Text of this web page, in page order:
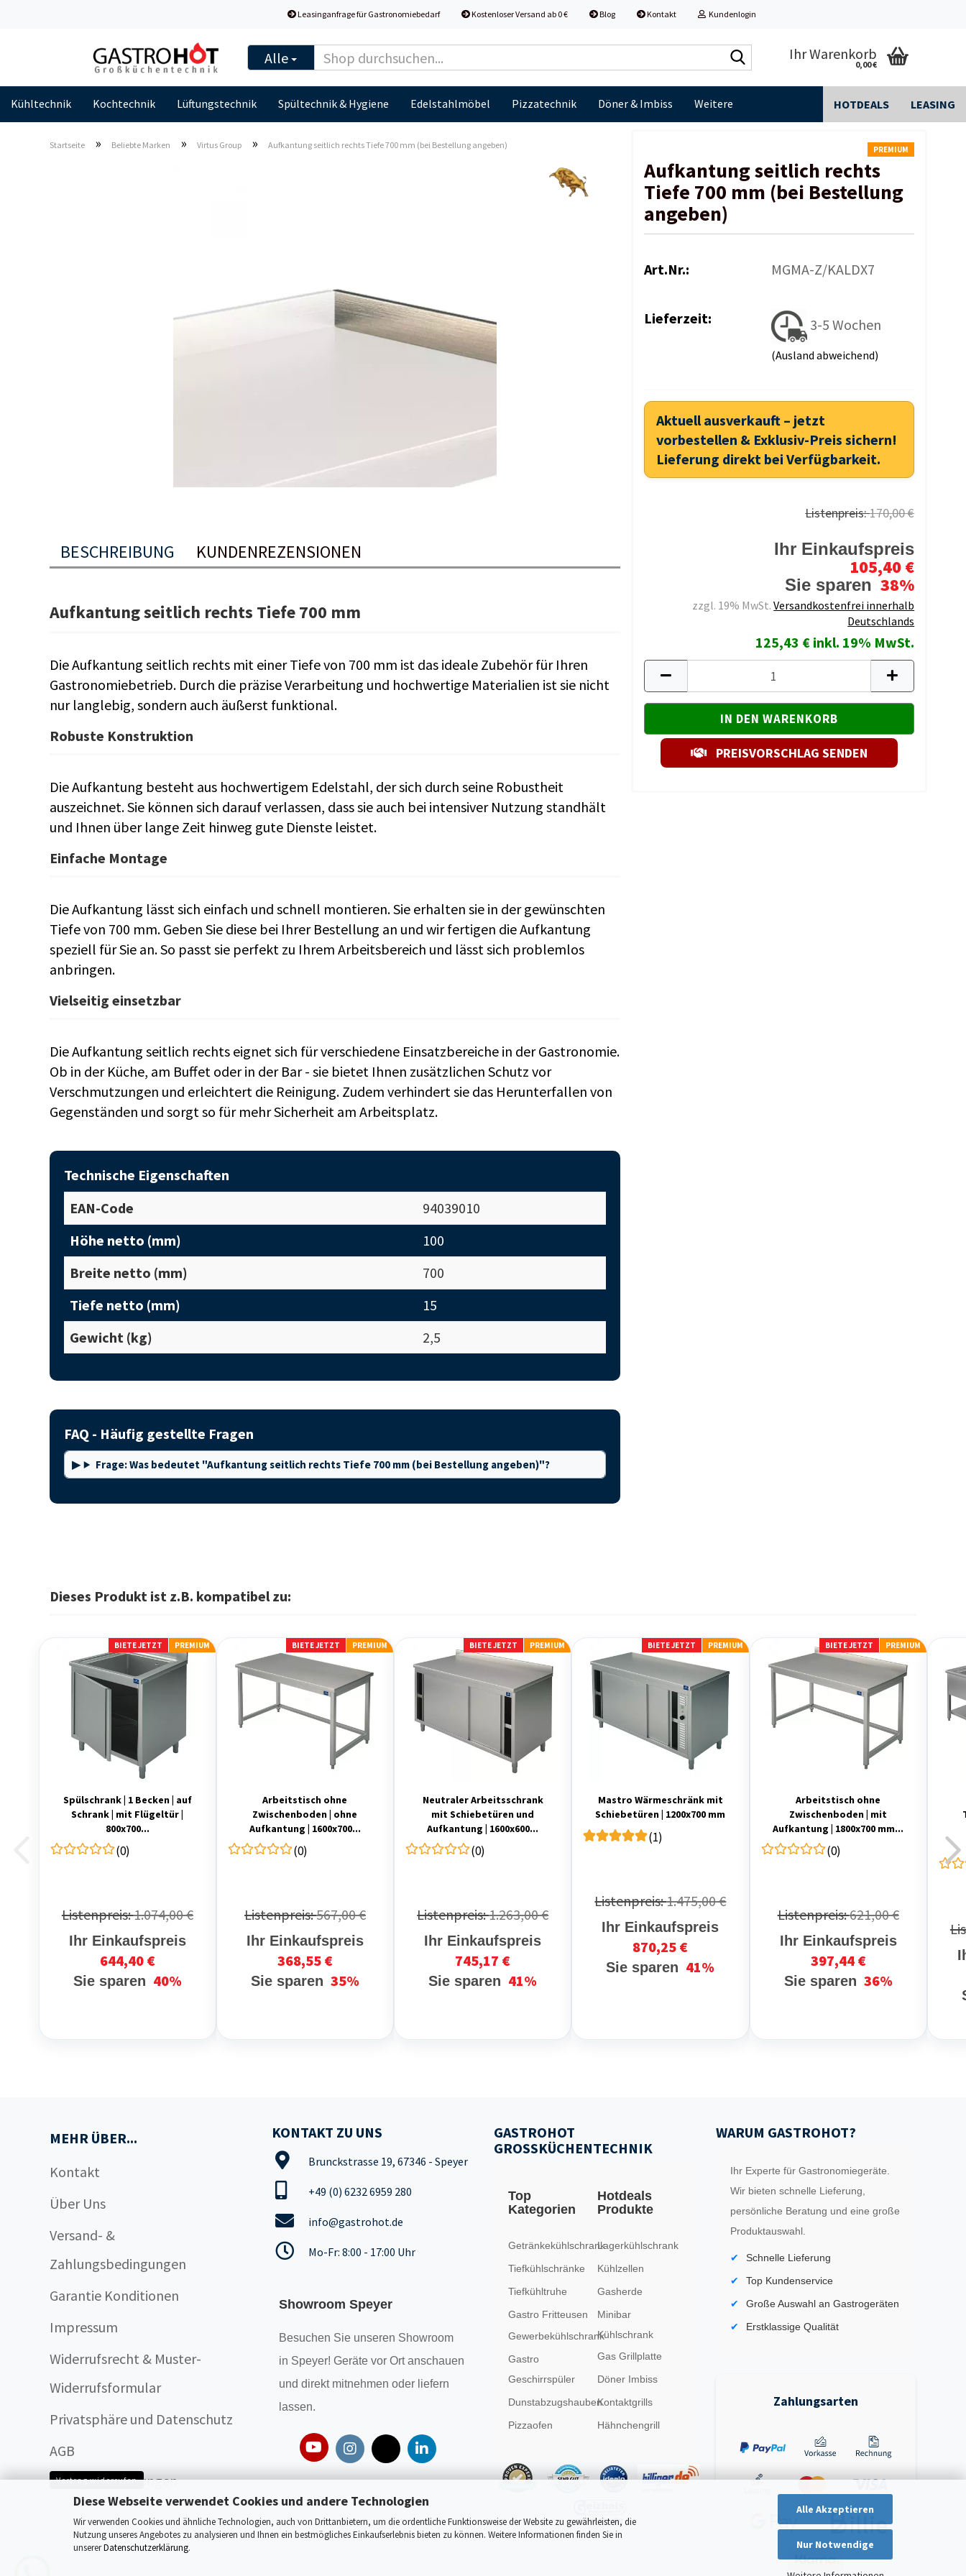
Diese Webseite verwendet Cookies und andere Technologien
Wir verwenden Cookies und ähnliche Technologien, auch von Drittanbietern, um die ordentliche Funktionsweise der Website zu gewährleisten, die
Nutzung unseres Angebotes zu analysieren und Ihnen ein bestmögliches Einkaufserlebnis bieten zu können. Weitere Informationen finden Sie in
unsererDatenschutzerklärung.
Alle Akzeptieren
Nur Notwendige
Leasinganfrage für Gastronomiebedarf Kostenloser Versand ab 0 € Blog Kontakt Kundenlogin
Alle
durchsuchen...
Ihr Warenkorb
0,00 €
Kühltechnik Kochtechnik Lüftungstechnik Spültechnik & Hygiene Edelstahlmöbel Pizzatechnik Döner & Imbiss HOTDEALS LEASING
Weitere
Startseite » Beliebte Marken » Virtus Group » Aufkantung seitlich rechts Tiefe 700 mm (bei Bestellung angeben) PREMIUM
Aufkantung seitlich rechts
Tiefe 700 mm (bei Bestellung
angeben)
Art.Nr.: MGMA-Z/KALDX7
Lieferzeit: 3-5 Wochen
(Ausland abweichend)
Aktuell ausverkauft – jetzt
vorbestellen & Exklusiv-Preis sichern!
Lieferung direkt bei Verfügbarkeit.
Listenpreis:170,00 €
Ihr Einkaufspreis
105,40 €
Sie sparen 38%
zzgl. 19% MwSt.Versandkostenfrei innerhalb
Deutschlands
125,43 € inkl. 19% MwSt.
PREISVORSCHLAG SENDEN
BESCHREIBUNG KUNDENREZENSIONEN
Aufkantung seitlich rechts Tiefe 700 mm
Die Aufkantung seitlich rechts mit einer Tiefe von 700 mm ist das ideale Zubehör für Ihren
Gastronomiebetrieb. Durch die präzise Verarbeitung und hochwertige Materialien ist sie nicht
nur langlebig, sondern auch äußerst funktional.
Robuste Konstruktion
Die Aufkantung besteht aus hochwertigem Edelstahl, der sich durch seine Robustheit
auszeichnet. Sie können sich darauf verlassen, dass sie auch bei intensiver Nutzung standhält
und Ihnen über lange Zeit hinweg gute Dienste leistet.
Einfache Montage
Die Aufkantung lässt sich einfach und schnell montieren. Sie erhalten sie in der gewünschten
Tiefe von 700 mm. Geben Sie diese bei Ihrer Bestellung an und wir fertigen die Aufkantung
speziell für Sie an. So passt sie perfekt zu Ihrem Arbeitsbereich und lässt sich problemlos
anbringen.
Vielseitig einsetzbar
Die Aufkantung seitlich rechts eignet sich für verschiedene Einsatzbereiche in der Gastronomie.
Ob in der Küche, am Buffet oder in der Bar - sie bietet Ihnen zusätzlichen Schutz vor
Verschmutzungen und erleichtert die Reinigung. Zudem verhindert sie das Herunterfallen von
Gegenständen und sorgt so für mehr Sicherheit am Arbeitsplatz.
Technische Eigenschaften
EAN-Code
94039010
Höhe netto (mm)
100
Breite netto (mm)
700
Tiefe netto (mm)
15
Gewicht (kg)
2,5
FAQ - Häufig gestellte Fragen
Frage: Was bedeutet "Aufkantung seitlich rechts Tiefe 700 mm (bei Bestellung angeben)"?
Dieses Produkt ist z.B. kompatibel zu:
BIETE JETZT PREMIUM
Spülschrank | 1 Becken | auf
Schrank | mit Flügeltür |
800x700...
(0)
Listenpreis:1.074,00 €
Ihr Einkaufspreis
644,40 €
Sie sparen 40%
BIETE JETZT PREMIUM
Arbeitstisch ohne
Zwischenboden | ohne
Aufkantung | 1600x700...
(0)
Listenpreis:567,00 €
Ihr Einkaufspreis
368,55 €
Sie sparen 35%
BIETE JETZT PREMIUM
Neutraler Arbeitsschrank
mit Schiebetüren und
Aufkantung | 1600x600...
(0)
Listenpreis:1.263,00 €
Ihr Einkaufspreis
745,17 €
Sie sparen 41%
BIETE JETZT PREMIUM
Mastro Wärmeschränk mit
Schiebetüren | 1200x700 mm
(1)
Listenpreis:1.475,00 €
Ihr Einkaufspreis
870,25 €
Sie sparen 41%
BIETE JETZT PREMIUM
Arbeitstisch ohne
Zwischenboden | mit
Aufkantung | 1800x700 mm...
(0)
Listenpreis:621,00 €
Ihr Einkaufspreis
397,44 €
Sie sparen 36%
MEHR ÜBER...
Kontakt
Über Uns
Versand- &
Zahlungsbedingungen
Garantie Konditionen
Impressum
Widerrufsrecht & Muster-
Widerrufsformular
Privatsphäre und Datenschutz
AGB
Cookie Einstellungen
KONTAKT ZU UNS
Brunckstrasse 19, 67346 - Speyer
+49 (0) 6232 6959 280
info@gastrohot.de
Mo-Fr: 8:00 - 17:00 Uhr
Showroom Speyer
Besuchen Sie unseren Showroom
in Speyer! Geräte vor Ort anschauen
und direkt mitnehmen oder liefern
lassen.
GASTROHOT
GROSSKÜCHENTECHNIK
Top
Kategorien
Getränkekühlschrank
Tiefkühlschränke
Tiefkühltruhe
Gastro Fritteusen
Gewerbekühlschrank
Gastro
Geschirrspüler
Dunstabzugshauben
Pizzaofen
Hotdeals
Produkte
Lagerkühlschrank
Kühlzellen
Gasherde
Minibar
Kühlschrank
Gas Grillplatte
Döner Imbiss
Kontaktgrills
Hähnchengrill
WARUM GASTROHOT?
Ihr Experte für Gastronomiegeräte.
Wir bieten schnelle Lieferung,
persönliche Beratung und eine große
Produktauswahl.
Schnelle Lieferung
Top Kundenservice
Große Auswahl an Gastrogeräten
Erstklassige Qualität
Zahlungsarten
Vertrag widerrufen